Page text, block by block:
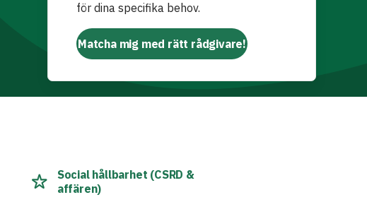
för dina specifika behov.
Matcha mig med rätt rådgivare!
Social hållbarhet (CSRD &
affären)